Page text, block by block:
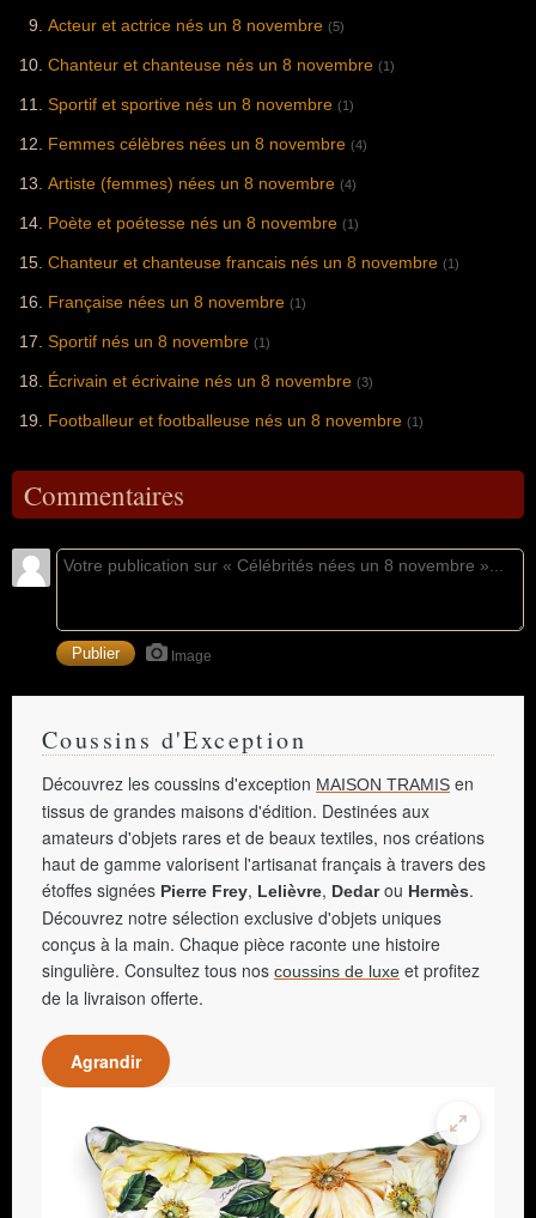
Acteur et actrice nés un 8 novembre (5)
Chanteur et chanteuse nés un 8 novembre (1)
Sportif et sportive nés un 8 novembre (1)
Femmes célèbres nées un 8 novembre (4)
Artiste (femmes) nées un 8 novembre (4)
Poète et poétesse nés un 8 novembre (1)
Chanteur et chanteuse francais nés un 8 novembre (1)
Française nées un 8 novembre (1)
Sportif nés un 8 novembre (1)
Écrivain et écrivaine nés un 8 novembre (3)
Footballeur et footballeuse nés un 8 novembre (1)
Commentaires
Image
Coussins d'Exception
Découvrez les coussins d'exception MAISON TRAMIS en
tissus de grandes maisons d'édition. Destinées aux
amateurs d'objets rares et de beaux textiles, nos créations
haut de gamme valorisent l'artisanat français à travers des
étoffes signées Pierre Frey, Lelièvre, Dedarou Hermès.
Découvrez notre sélection exclusive d'objets uniques
conçus à la main. Chaque pièce raconte une histoire
singulière. Consultez tous nos coussins de luxe et profitez
de la livraison offerte.
Agrandir